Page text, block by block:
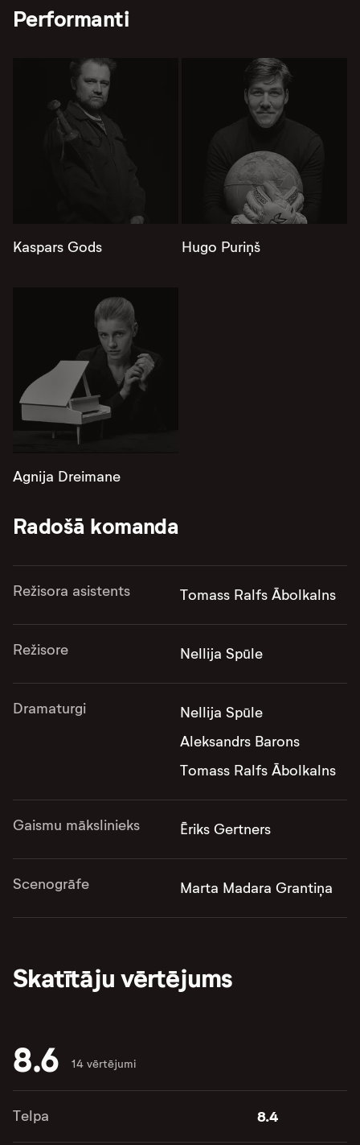
Performanti
Kaspars Gods Hugo Puriņš
Agnija Dreimane
Radošā komanda
Režisora asistents Tomass Ralfs Ābolkalns
Režisore Nellija Spūle
Dramaturgi
Nellija Spūle
Aleksandrs Barons
Tomass Ralfs Ābolkalns
Gaismu mākslinieks Ēriks Gertners
Scenogrāfe Marta Madara Grantiņa
Skatītāju vērtējums
8.6 14 vērtējumi
Telpa 8.4